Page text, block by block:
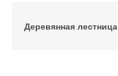
Деревянная лестница